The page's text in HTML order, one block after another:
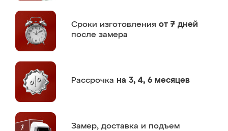
Сроки изготовления от 7 дней
после замера
Рассрочка на 3, 4, 6 месяцев
Замер, доставка и подъем